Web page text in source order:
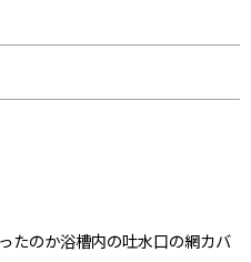
のか浴槽内の吐水口の網カバ